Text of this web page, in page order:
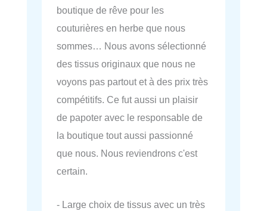
boutique de rêve pour les
couturières en herbe que nous
sommes… Nous avons sélectionné
des tissus originaux que nous ne
voyons pas partout et à des prix très
compétitifs. Ce fut aussi un plaisir
de papoter avec le responsable de
la boutique tout aussi passionné
que nous. Nous reviendrons c'est
certain.
- Large choix de tissus avec un très